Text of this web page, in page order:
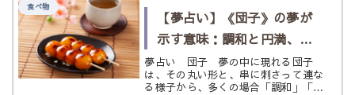
う。 夢占いでは、試験に落ちる夢
は、ス...
食べ物
【夢占い】《団子》の夢が
示す意味：調和と円満、そ
して心の繋がり
夢占い 団子 夢の中に現れる団子
は、その丸い形と、串に刺さって連な
る様子から、多くの場合「調和」「円